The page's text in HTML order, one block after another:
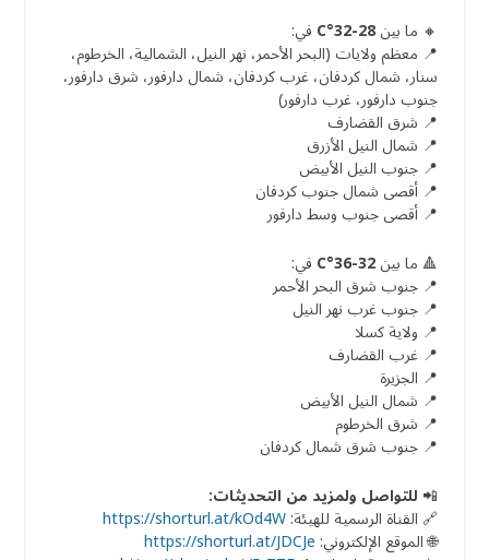
🔸 ما بين28-32°C في:
📍 معظم ولايات (البحر الأحمر، نهر النيل، الشمالية، الخرطوم،
سنار، شمال كردفان، غرب كردفان، شمال دارفور، شرق دارفور،
جنوب دارفور، غرب دارفور)
📍 شرق القضارف
📍 شمال النيل الأزرق
📍 جنوب النيل الأبيض
📍 أقصى شمال جنوب كردفان
📍 أقصى جنوب وسط دارفور
🔺 ما بين32-36°C في:
📍 جنوب شرق البحر الأحمر
📍 جنوب غرب نهر النيل
📍 ولاية كسلا
📍 غرب القضارف
📍 الجزيرة
📍 شمال النيل الأبيض
📍 شرق الخرطوم
📍 جنوب شرق شمال كردفان
📲 للتواصل ولمزيد من التحديثات:
🔗 القناة الرسمية للهيئة:https://shorturl.at/kOd4W
🌐 الموقع الإلكتروني:https://shorturl.at/JDCJe